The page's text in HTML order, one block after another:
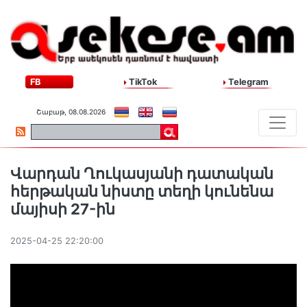
FB TikTok Telegram
Շաբաթ, 08.08.2026
Վարդան Ղուկասյանի դատական
հերթական նիստը տեղի կունենա
մայիսի 27-ին
2025-04-25 22:20:00